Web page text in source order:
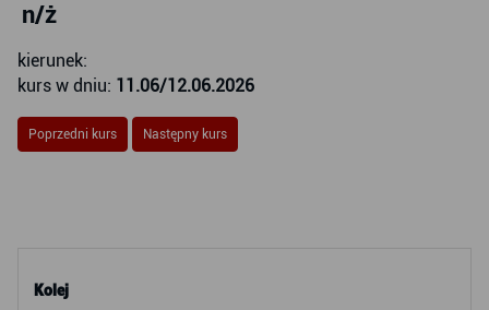
Kolej
n/ż
kierunek:
kurs w dniu: 11.06/12.06.2026
Poprzedni kurs Następny kurs